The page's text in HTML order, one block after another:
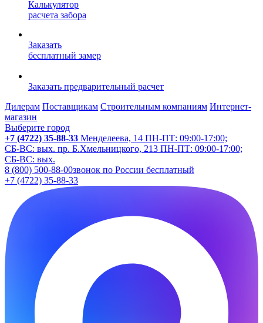
Калькулятор
расчета забора
Заказать
бесплатный замер
Заказать предварительный расчет
Дилерам Поставщикам Строительным компаниям Интернет-
магазин
Выберите город
+7 (4722) 35-88-33 Менделеева, 14 ПН-ПТ: 09:00-17:00;
СБ-ВС: вых. пр. Б.Хмельницкого, 213 ПН-ПТ: 09:00-17:00;
СБ-ВС: вых.
8 (800) 500-88-00звонок по России бесплатный
+7 (4722) 35-88-33